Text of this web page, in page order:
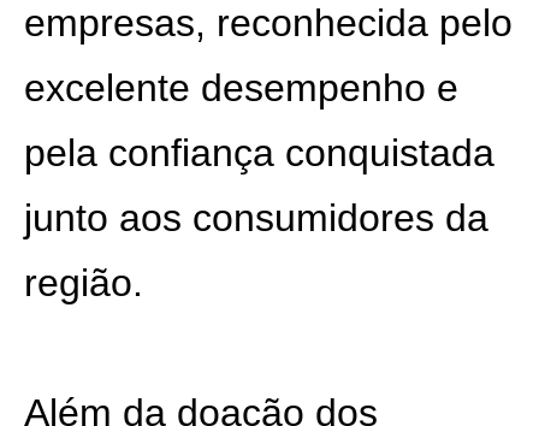
empresas, reconhecida pelo
excelente desempenho e
pela confiança conquistada
junto aos consumidores da
região.
Além da doação dos